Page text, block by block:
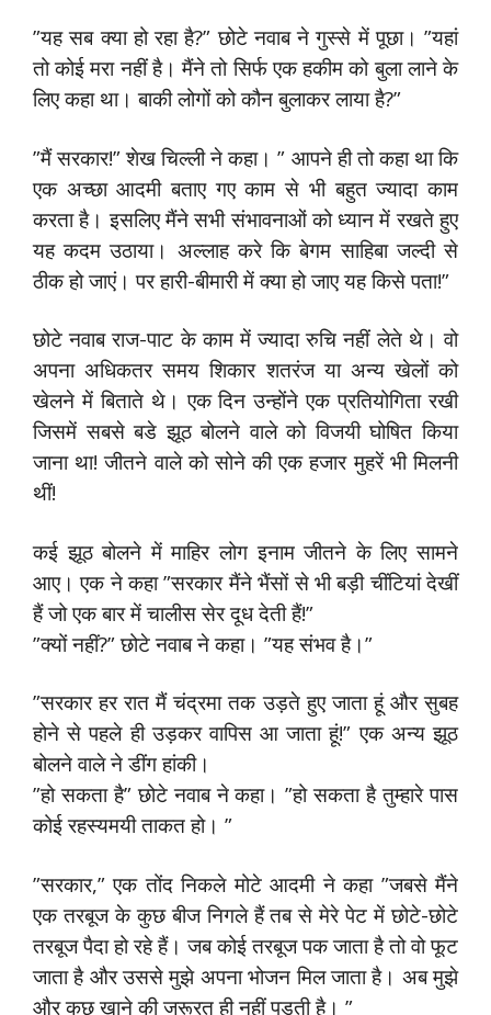
”यह सब क्या हो रहा है?” छोटे नवाब ने गुस्से में पूछा। ”यहां
तो कोई मरा नहीं है। मैंने तो सिर्फ एक हकीम को बुला लाने के
लिए कहा था। बाकी लोगों को कौन बुलाकर लाया है?”
”मैं सरकार!” शेख चिल्ली ने कहा। ” आपने ही तो कहा था कि
एक अच्छा आदमी बताए गए काम से भी बहुत ज्यादा काम
करता है। इसलिए मैंने सभी संभावनाओं को ध्यान में रखते हुए
यह कदम उठाया। अल्लाह करे कि बेगम साहिबा जल्दी से
ठीक हो जाएं। पर हारी-बीमारी में क्या हो जाए यह किसे पता!”
छोटे नवाब राज-पाट के काम में ज्यादा रुचि नहीं लेते थे। वो
अपना अधिकतर समय शिकार शतरंज या अन्य खेलों को
खेलने में बिताते थे। एक दिन उन्होंने एक प्रतियोगिता रखी
जिसमें सबसे बडे झूठ बोलने वाले को विजयी घोषित किया
जाना था! जीतने वाले को सोने की एक हजार मुहरें भी मिलनी
थीं!
कई झूठ बोलने में माहिर लोग इनाम जीतने के लिए सामने
आए। एक ने कहा ”सरकार मैंने भैंसों से भी बड़ी चींटियां देखीं
हैं जो एक बार में चालीस सेर दूध देती हैं!”
”क्यों नहीं?” छोटे नवाब ने कहा। ”यह संभव है।”
”सरकार हर रात मैं चंद्रमा तक उड़ते हुए जाता हूं और सुबह
होने से पहले ही उड़कर वापिस आ जाता हूं!” एक अन्य झूठ
बोलने वाले ने डींग हांकी।
”हो सकता है” छोटे नवाब ने कहा। ”हो सकता है तुम्हारे पास
कोई रहस्यमयी ताकत हो। ”
”सरकार,” एक तोंद निकले मोटे आदमी ने कहा ”जबसे मैंने
एक तरबूज के कुछ बीज निगले हैं तब से मेरे पेट में छोटे-छोटे
तरबूज पैदा हो रहे हैं। जब कोई तरबूज पक जाता है तो वो फूट
जाता है और उससे मुझे अपना भोजन मिल जाता है। अब मुझे
और कुछ खाने की जरूरत ही नहीं पड़ती है। ”